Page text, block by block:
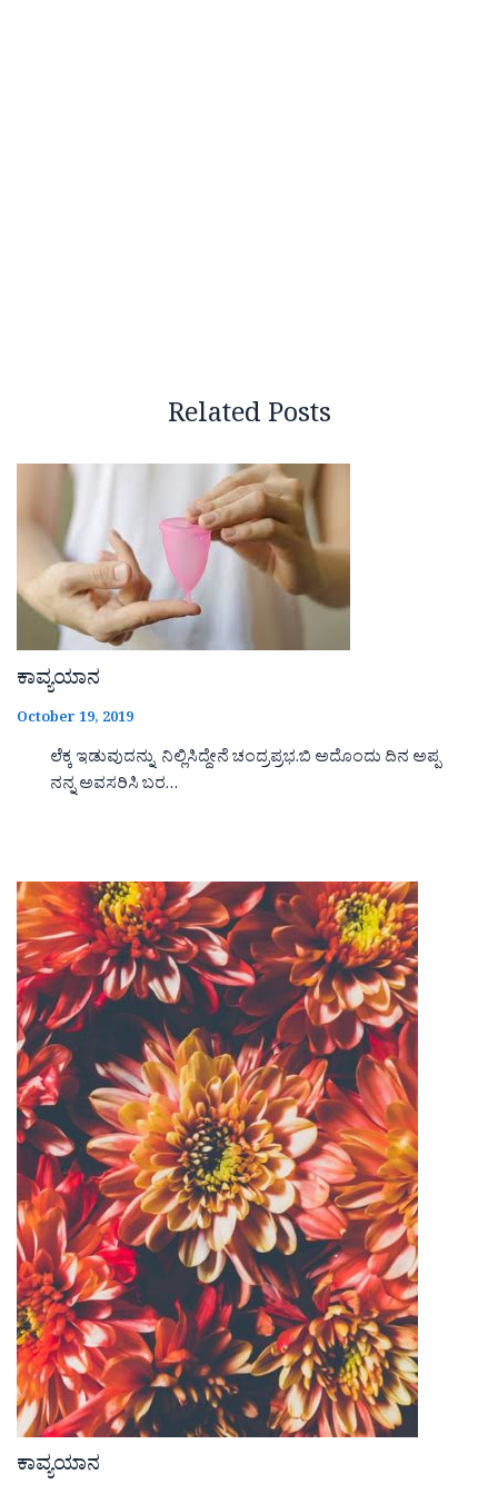
Related Posts
ಕಾವ್ಯಯಾನ
October 19, 2019
ಲೆಕ್ಕ ಇಡುವುದನ್ನು ನಿಲ್ಲಿಸಿದ್ದೇನೆ ಚಂದ್ರಪ್ರಭ.ಬಿ ಅದೊಂದು ದಿನ ಅಪ್ಪ
ನನ್ನ ಅವಸರಿಸಿ ಬರ…
ಕಾವ್ಯಯಾನ